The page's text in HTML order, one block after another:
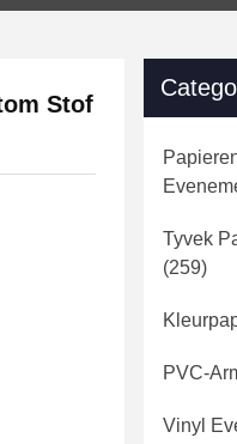
Stof
Tyvek
(259)
PVC-
Vinyl